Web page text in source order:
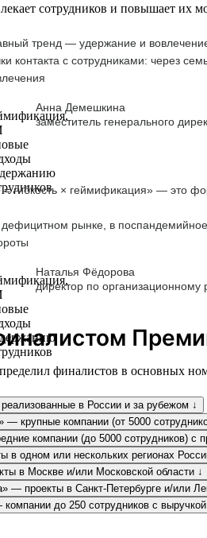
сотрудников и повышает их
тренд — удержание и
контакта с сотрудниками: через
Анна Демешкина
заместитель генерального
= гибкость × геймификация» — это
рынке, в
Наталья Фёдорова
директор по
финалистов в основных
в России и за рубежом ↓
крупные компании (от 5000
компании (до 5000 сотрудников) с
в одном или нескольких регионах
в Москве и/или Московской области ↓
— проекты в Санкт-Петербурге и/или
до 250 сотрудников с